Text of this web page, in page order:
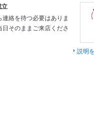
立
連絡を待つ必要はありま
日そのままご来店くださ
説明